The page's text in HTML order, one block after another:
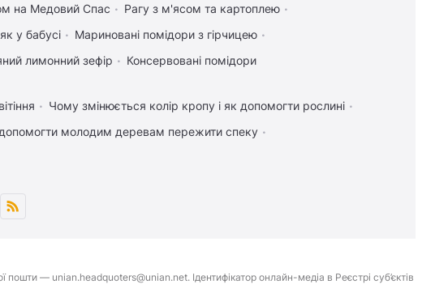
на Медовий Спас
Рагу з м'ясом та картоплею
у бабусі
Мариновані помідори з гірчицею
лимонний зефір Консервовані помідори
Чому змінюється колір кропу і як допомогти рослині
молодим деревам пережити спеку
— unian.headquoters@unian.net. Ідентифікатор онлайн-медіа в Реєстрі суб’єктів